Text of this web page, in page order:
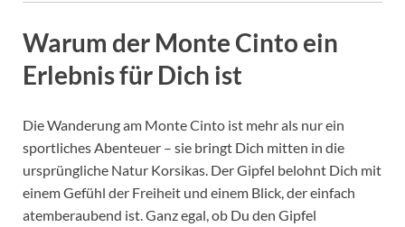
Warum der Monte Cinto ein
Erlebnis für Dich ist
Die Wanderung am Monte Cinto ist mehr als nur ein
sportliches Abenteuer – sie bringt Dich mitten in die
ursprüngliche Natur Korsikas. Der Gipfel belohnt Dich mit
einem Gefühl der Freiheit und einem Blick, der einfach
atemberaubend ist. Ganz egal, ob Du den Gipfel